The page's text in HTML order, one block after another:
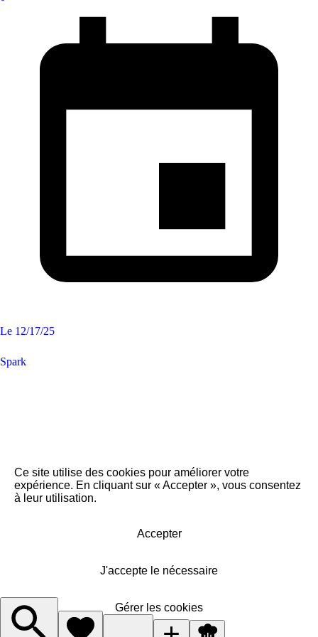
Le 12/17/25
Spark
Ce site utilise des cookies pour améliorer votre
expérience. En cliquant sur « Accepter », vous consentez
à leur utilisation.
Accepter
J'accepte le nécessaire
Gérer les cookies